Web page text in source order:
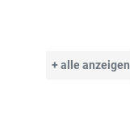
+ alle anzeigen